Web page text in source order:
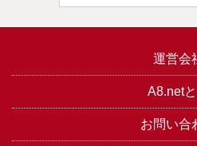
運営会
A8.net
お問い合